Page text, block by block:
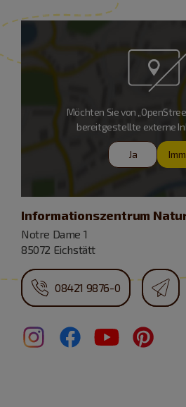
Möchten Sie von
bereitgestellte externe
Ja
Informationszentrum
Notre Dame 1
85072 Eichstätt
08421 9876-0